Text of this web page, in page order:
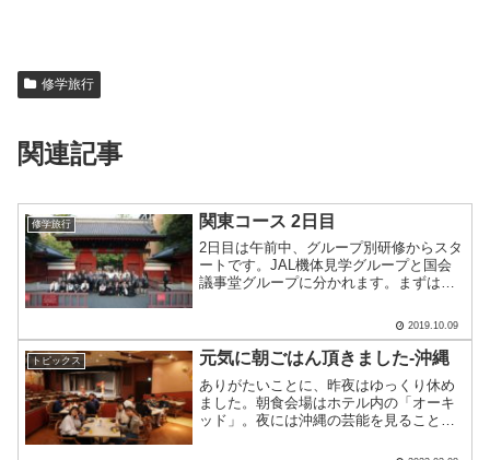
修学旅行
関連記事
修学旅行 関東コース 2日目
2日目は午前中、グループ別研修からスタ
ートです。JAL機体見学グループと国会
議事堂グループに分かれます。まずは
ツアー形式で航空機の見学や整備士、客
室乗務員などの仕事について説明をして
いただきました。その.....
2019.10.09
トピックス 元気に朝ごはん頂きました-沖縄
ありがたいことに、昨夜はゆっくり休め
ました。朝食会場はホテル内の「オーキ
ッド」。夜には沖縄の芸能を見ることが
る「バイキング」私、今朝これを頂きま